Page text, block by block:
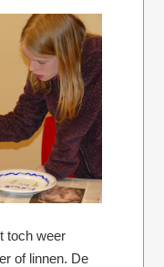
toch weer
of linnen. De